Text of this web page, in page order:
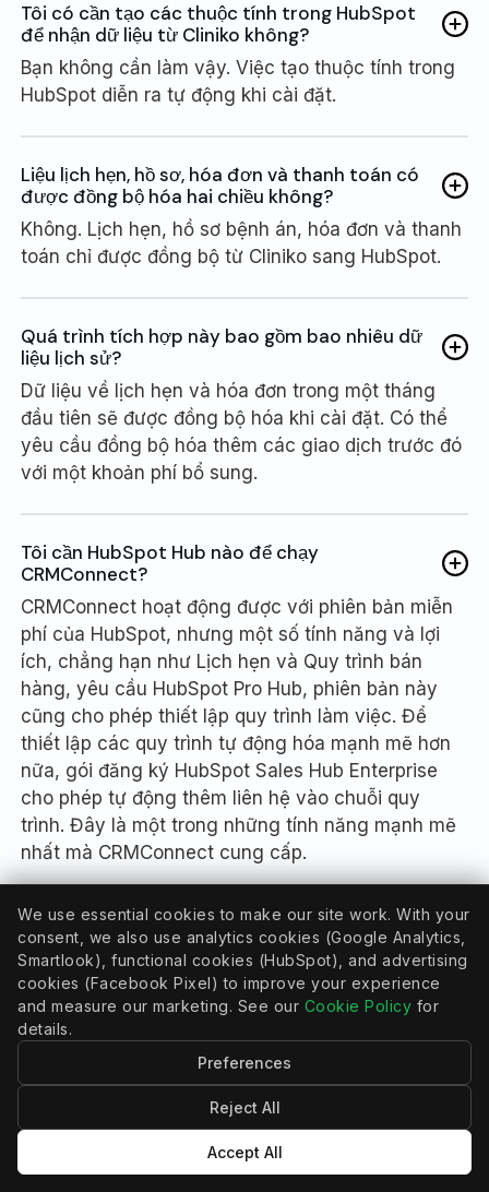
Tôi có cần tạo các thuộc tính trong HubSpot
để nhận dữ liệu từ Cliniko không?
Bạn không cần làm vậy. Việc tạo thuộc tính trong
HubSpot diễn ra tự động khi cài đặt.
Liệu lịch hẹn, hồ sơ, hóa đơn và thanh toán có
được đồng bộ hóa hai chiều không?
Không. Lịch hẹn, hồ sơ bệnh án, hóa đơn và thanh
toán chỉ được đồng bộ từ Cliniko sang HubSpot.
Quá trình tích hợp này bao gồm bao nhiêu dữ
liệu lịch sử?
Dữ liệu về lịch hẹn và hóa đơn trong một tháng
đầu tiên sẽ được đồng bộ hóa khi cài đặt. Có thể
yêu cầu đồng bộ hóa thêm các giao dịch trước đó
với một khoản phí bổ sung.
Tôi cần HubSpot Hub nào để chạy
CRMConnect?
CRMConnect hoạt động được với phiên bản miễn
phí của HubSpot, nhưng một số tính năng và lợi
ích, chẳng hạn như Lịch hẹn và Quy trình bán
hàng, yêu cầu HubSpot Pro Hub, phiên bản này
cũng cho phép thiết lập quy trình làm việc. Để
thiết lập các quy trình tự động hóa mạnh mẽ hơn
nữa, gói đăng ký HubSpot Sales Hub Enterprise
cho phép tự động thêm liên hệ vào chuỗi quy
trình. Đây là một trong những tính năng mạnh mẽ
nhất mà CRMConnect cung cấp.
HubSpot có bao gồm các quy trình và chuỗi
thao tác không?
Không. CRMConnect chỉ diễn giải và đồng bộ dữ
liệu giữa Cliniko và HubSpot. Dữ liệu này sau đó
trở nên rất hữu ích, nhưng việc xây dựng quy trình
làm việc, chuỗi hành động, v.v. là tùy thuộc vào
bạn. Nếu bạn cần hỗ trợ về vấn đề này, vui lòng
liên hệ với chúng tôi, vì chúng tôi có thể giới thiệu
bạn đến đối tác của HubSpot quen thuộc với
CRMConnect.
We use essential cookies to make our site work. With your
consent, we also use analytics cookies (Google Analytics,
Smartlook), functional cookies (HubSpot), and advertising
cookies (Facebook Pixel) to improve your experience
and measure our marketing. See our Cookie Policy for
details.
Preferences
Reject All
Accept All